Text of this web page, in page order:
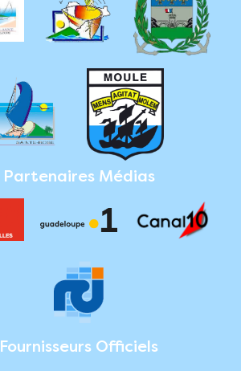
Partenaires Médias
Fournisseurs Officiels